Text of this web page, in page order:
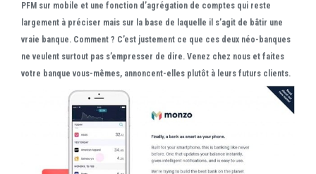
PFM sur mobile et une fonction d’agrégation de comptes qui reste
largement à préciser mais sur la base de laquelle il s’agit de bâtir une
vraie banque. Comment ? C’est justement ce que ces deux néo-banques
ne veulent surtout pas s’empresser de dire. Venez chez nous et faites
votre banque vous-mêmes, annoncent-elles plutôt à leurs futurs clients.